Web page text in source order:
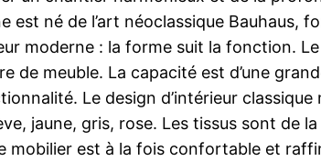
est né de l’art néoclassique Bauhaus,
moderne : la forme suit la fonction.
de meuble. La capacité est d’une
Le design d’intérieur
jaune, gris, rose. Les tissus sont de
est à la fois confortable et